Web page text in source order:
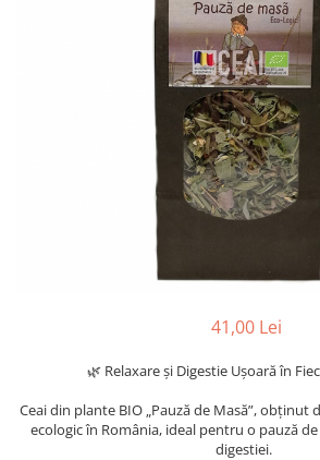
41,00 Lei
🌿 Relaxare și Digestie Ușoară în
Ceai din plante BIO „Pauză de Masă”,
ecologic în România, ideal pentru o pauză
digestiei.